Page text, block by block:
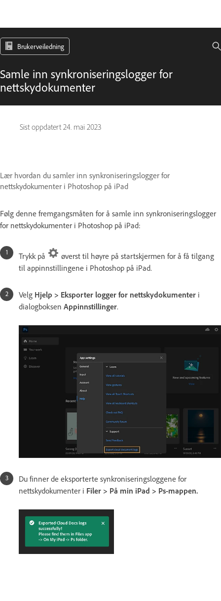
Brukerveiledning
Samle inn synkroniseringslogger for
nettskydokumenter
Sist oppdatert 24. mai 2023
Lær hvordan du samler inn synkroniseringslogger for
nettskydokumenter i Photoshop på iPad
Følg denne fremgangsmåten for å samle inn synkroniseringslogger
for nettskydokumenter i Photoshop på iPad:
Trykk på
øverst til høyre på startskjermen for å få tilgang
til appinnstillingene i Photoshop på iPad.
Velg Hjelp > Eksporter logger for nettskydokumenter i
dialogboksen Appinnstillinger.
Du finner de eksporterte synkroniseringsloggene for
nettskydokumenter i Filer > På min iPad > Ps-mappen.